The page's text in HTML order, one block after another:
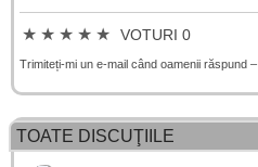
★ ★ ★ ★ ★ VOTURI 0
Trimiteți-mi un e-mail când oamenii răspund –
TOATE DISCUŢIILE